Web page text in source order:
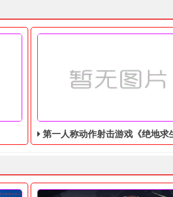
第一人称动作射击游戏《绝地求生免费辅助》今日登陆